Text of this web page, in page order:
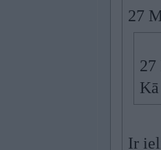
27
27
Ir